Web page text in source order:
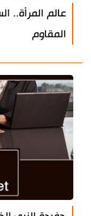
عالم المرأة..
المقاوم